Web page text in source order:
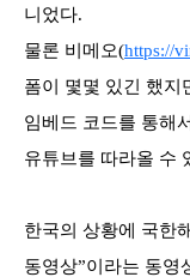
니었다.
물론 비메오(https://
폼이 몇몇 있긴 했지
임베드 코드를 통해
유튜브를 따라올 수
한국의 상황에 국한
동영상”이라는 동영